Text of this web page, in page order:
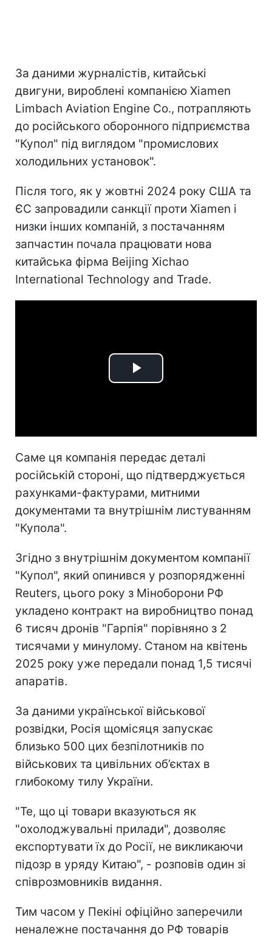
За даними журналістів, китайські
двигуни, вироблені компанією Xiamen
Limbach Aviation Engine Co., потрапляють
до російського оборонного підприємства
"Купол" під виглядом "промислових
холодильних установок".
Після того, як у жовтні 2024 року США та
ЄС запровадили санкції проти Xiamen і
низки інших компаній, з постачанням
запчастин почала працювати нова
китайська фірма Beijing Xichao
International Technology and Trade.
Play
Саме ця компанія передає деталі
російській стороні, що підтверджується
рахунками-фактурами, митними
документами та внутрішнім листуванням
"Купола".
Згідно з внутрішнім документом компанії
"Купол", який опинився у розпорядженні
Reuters, цього року з Міноборони РФ
укладено контракт на виробництво понад
6 тисяч дронів "Гарпія" порівняно з 2
тисячами у минулому. Станом на квітень
2025 року уже передали понад 1,5 тисячі
апаратів.
За даними української військової
розвідки, Росія щомісяця запускає
близько 500 цих безпілотників по
військових та цивільних об’єктах в
глибокому тилу України.
"Те, що ці товари вказуються як
"охолоджувальні прилади", дозволяє
експортувати їх до Росії, не викликаючи
підозр в уряду Китаю", - розповів один зі
співрозмовників видання.
Тим часом у Пекіні офіційно заперечили
неналежне постачання до РФ товарів